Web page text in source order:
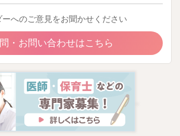
へのご意見をお聞かせください
・お問い合わせはこちら